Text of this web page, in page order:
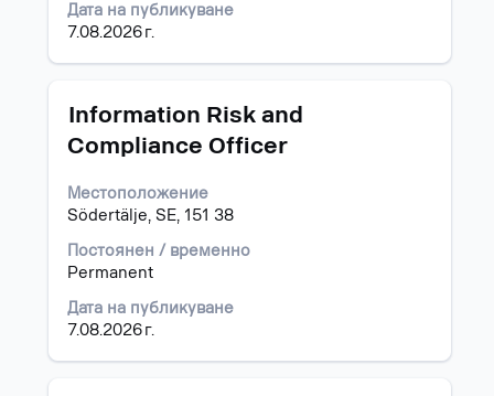
Дата на публикуване
7.08.2026 г.
пълното
съдържание
на
за
задание.
Позиция
Information Risk and
Compliance Officer
Местоположение
Södertälje, SE, 151 38
Постоянен / временно
Permanent
Дата на публикуване
7.08.2026 г.
Изберете
бутона
интервал,
за
да
прегледате
съдържание
на